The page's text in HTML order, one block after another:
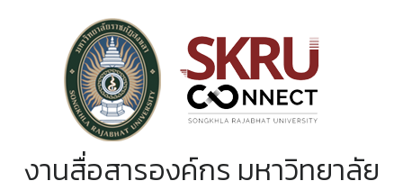
งานสื่อสารองค์กร มหาวิทยาลัย